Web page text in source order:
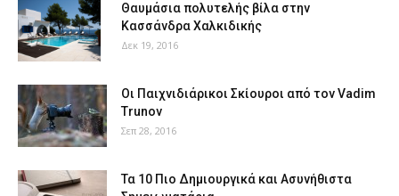
Θαυμάσια πολυτελής βίλα στην
Κασσάνδρα Χαλκιδικής
Δεκ 19, 2016
Οι Παιχνιδιάρικοι Σκίουροι από τον Vadim
Trunov
Σεπ 28, 2016
Τα 10 Πιο Δημιουργικά και Ασυνήθιστα